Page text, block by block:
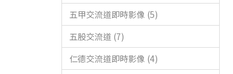
五甲交流道即時影像 (5)
五股交流道 (7)
仁德交流道即時影像 (4)